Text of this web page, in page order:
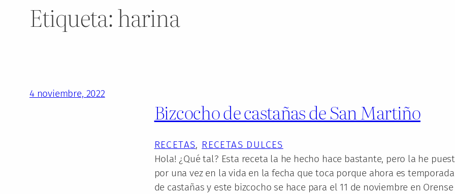
Etiqueta:harina
4 noviembre, 2022
Bizcocho de castañas de San Martiño
RECETAS, RECETAS DULCES
Hola! ¿Qué tal? Esta receta la he hecho hace bastante, pero la he
por una vez en la vida en la fecha que toca porque ahora es temporada
de castañas y este bizcocho se hace para el 11 de noviembre en Orense